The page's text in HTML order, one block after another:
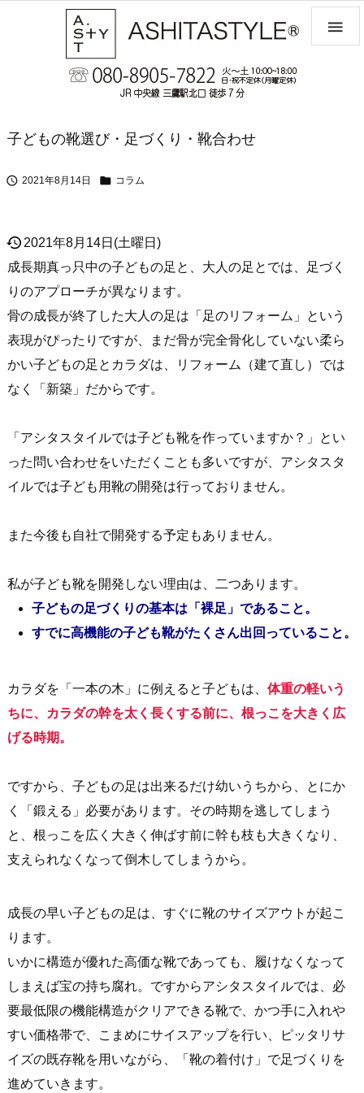

子どもの靴選び・足づくり・靴合わせ
 2021年8月14日  コラム
history2021年8月14日(土曜日)
成長期真っ只中の子どもの足と、大人の足とでは、足づく
りのアプローチが異なります。
骨の成長が終了した大人の足は「足のリフォーム」という
表現がぴったりですが、まだ骨が完全骨化していない柔ら
かい子どもの足とカラダは、リフォーム（建て直し）では
なく「新築」だからです。
「アシタスタイルでは子ども靴を作っていますか？」とい
った問い合わせをいただくことも多いですが、アシタスタ
イルでは子ども用靴の開発は行っておりません。
また今後も自社で開発する予定もありません。
私が子ども靴を開発しない理由は、二つあります。
子どもの足づくりの基本は「裸足」であること。
すでに高機能の子ども靴がたくさん出回っていること。
カラダを「一本の木」に例えると子どもは、 体重の軽いう
ちに、カラダの幹を太く長くする前に、根っこを大きく広
げる時期。
ですから、子どもの足は出来るだけ幼いうちから、とにか
く「鍛える」必要があります。その時期を逃してしまう
と、根っこを広く大きく伸ばす前に幹も枝も大きくなり、
支えられなくなって倒木してしまうから。
成長の早い子どもの足は、すぐに靴のサイズアウトが起こ
ります。
いかに構造が優れた高価な靴であっても、履けなくなって
しまえば宝の持ち腐れ。ですからアシタスタイルでは、必
要最低限の機能構造がクリアできる靴で、かつ手に入れや
すい価格帯で、こまめにサイスアップを行い、ピッタリサ
イズの既存靴を用いながら、「靴の着付け」で足づくりを
進めていきます。